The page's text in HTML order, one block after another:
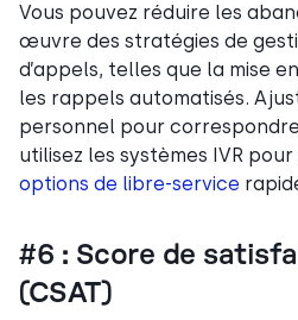
Vous pouvez réduire les
œuvre des stratégies de
d’appels, telles que la mise
les rappels automatisés.
personnel pour
utilisez les systèmes IVR
options de libre-service
#6 : Score de
(CSAT)